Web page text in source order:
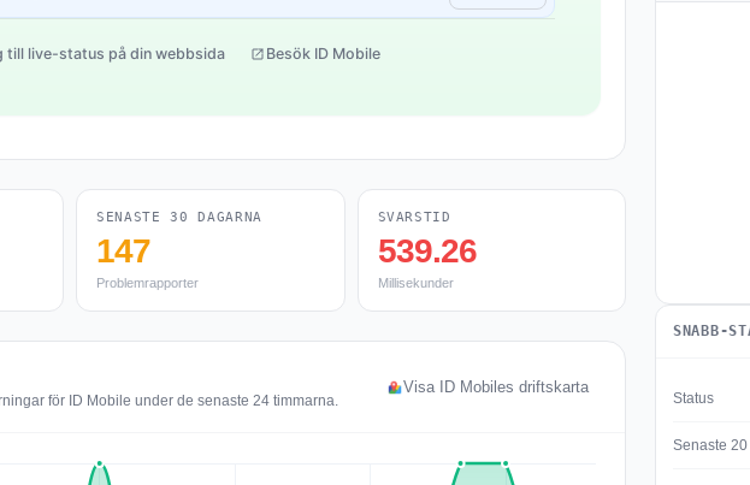
till live-status på din webbsida Besök ID Mobile
SENASTE 30 DAGARNA
147
Problemrapporter
SVARSTID
539.26
Millisekunder
för ID Mobile under de senaste 24 timmarna.
Visa ID Mobiles driftskarta
SNABB-
Status
Senaste 20